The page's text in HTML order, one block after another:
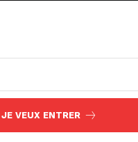
JE VEUX ENTRER